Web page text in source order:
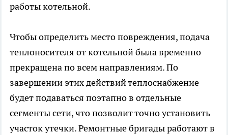
работы котельной.
Чтобы определить место повреждения, подача
теплоносителя от котельной была временно
прекращена по всем направлениям. По
завершении этих действий теплоснабжение
будет подаваться поэтапно в отдельные
сегменты сети, что позволит точно установить
участок утечки. Ремонтные бригады работают в